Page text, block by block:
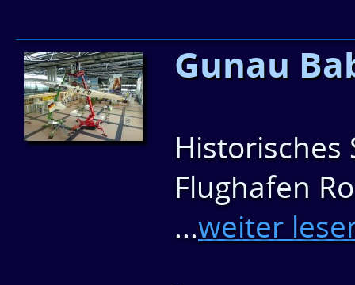
Gunau
Historisches
Flughafen
...weiter